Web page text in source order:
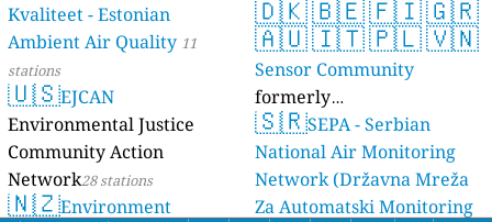
Kvaliteet - Estonian
Ambient Air Quality 11
stations
🇺🇸EJCAN
Environmental Justice
Community Action
Network28 stations
🇳🇿Environment
🇩🇰🇧🇪🇫🇮🇬🇷
🇦🇺🇮🇹🇵🇱🇻🇳
Sensor Community
formerly
luftdaten.info35814 stations
🇸🇷SEPA - Serbian
National Air Monitoring
Network (Državna Mreža
Za Automatski Monitoring